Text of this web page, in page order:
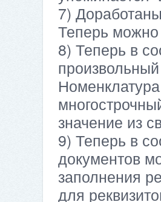
7)
Теперь
8) Теперь в
значение из
9) Теперь в
документов
заполнения
для